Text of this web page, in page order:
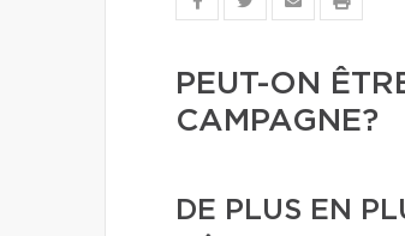
PEUT-ON
CAMPAGNE?
DE PLUS EN